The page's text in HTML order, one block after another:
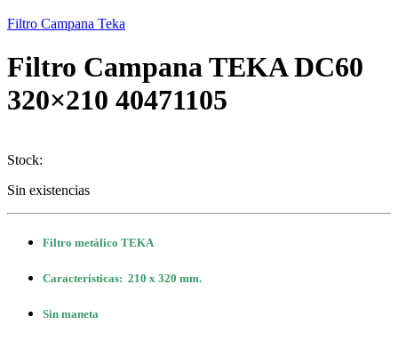
Filtro Campana Teka
Filtro Campana TEKA DC60
320×210 40471105
Stock:
Sin existencias
Filtro metálico TEKA
Características: 210 x 320 mm.
Sin maneta